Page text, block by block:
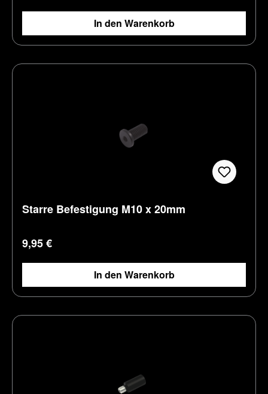
In den Warenkorb
Starre Befestigung M10 x 20mm
Regulärer Preis:
9,95 €
In den Warenkorb